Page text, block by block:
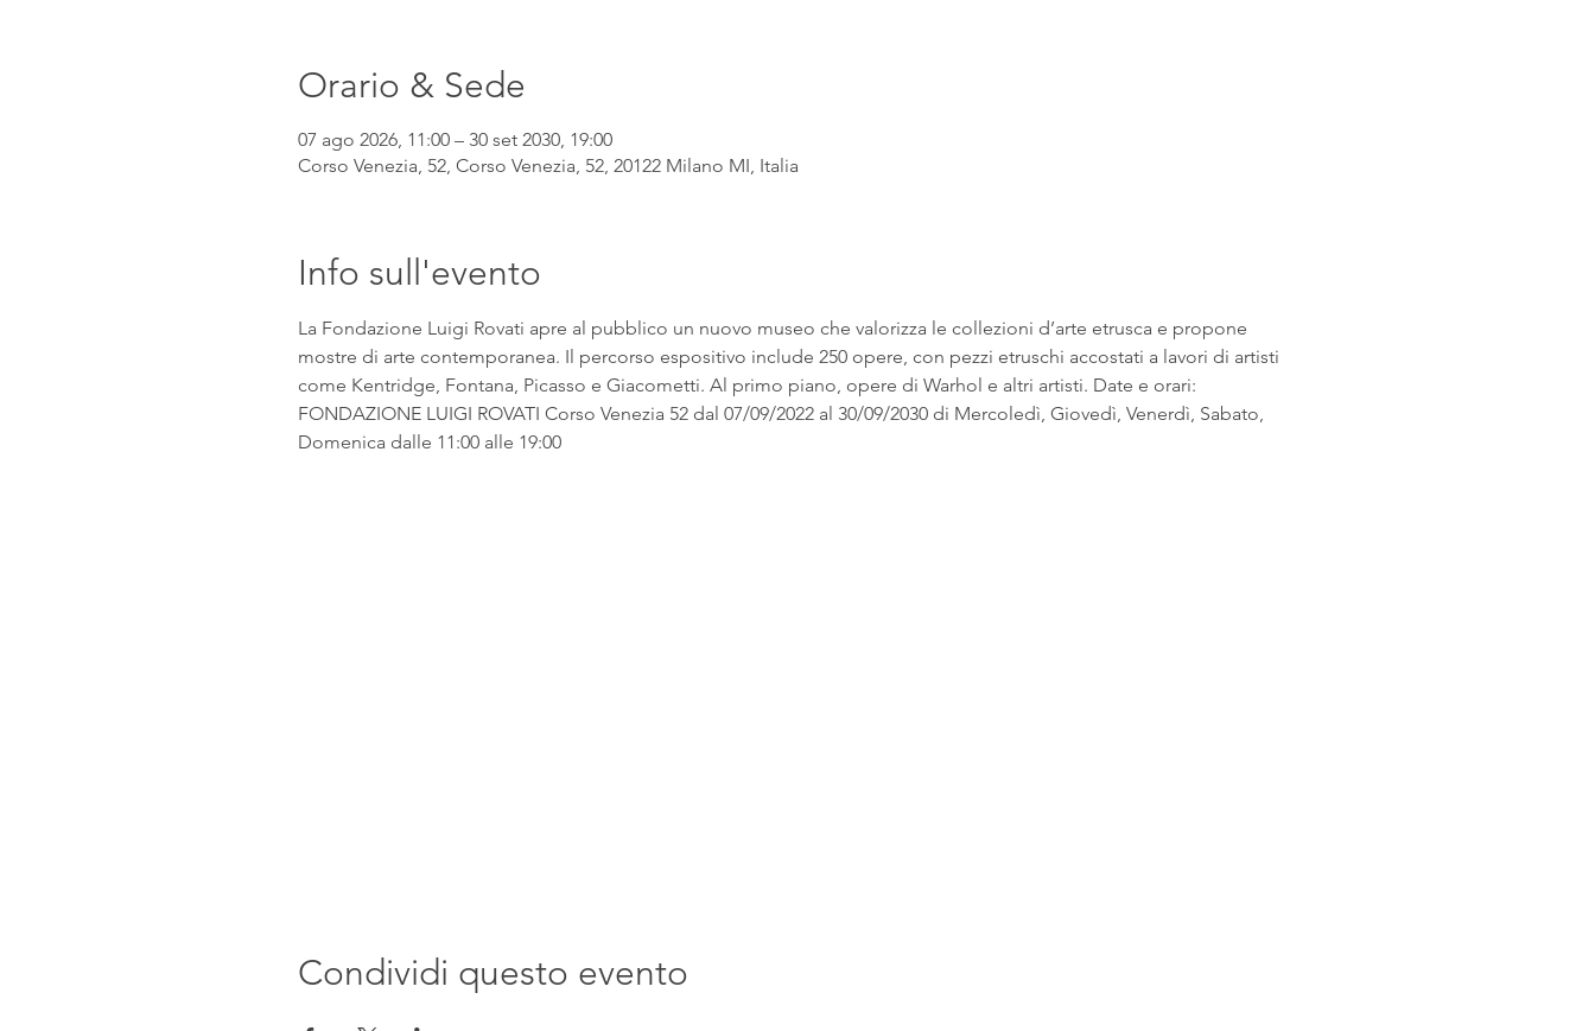
Orario & Sede
07 ago 2026, 11:00 – 30 set 2030, 19:00
Corso Venezia, 52, Corso Venezia, 52, 20122 Milano MI, Italia
Info sull'evento
La Fondazione Luigi Rovati apre al pubblico un nuovo museo che valorizza le collezioni d’arte etrusca e propone
mostre di arte contemporanea. Il percorso espositivo include 250 opere, con pezzi etruschi accostati a lavori di artisti
come Kentridge, Fontana, Picasso e Giacometti. Al primo piano, opere di Warhol e altri artisti. Date e orari:
FONDAZIONE LUIGI ROVATI Corso Venezia 52 dal 07/09/2022 al 30/09/2030 di Mercoledì, Giovedì, Venerdì, Sabato,
Domenica dalle 11:00 alle 19:00
Condividi questo evento